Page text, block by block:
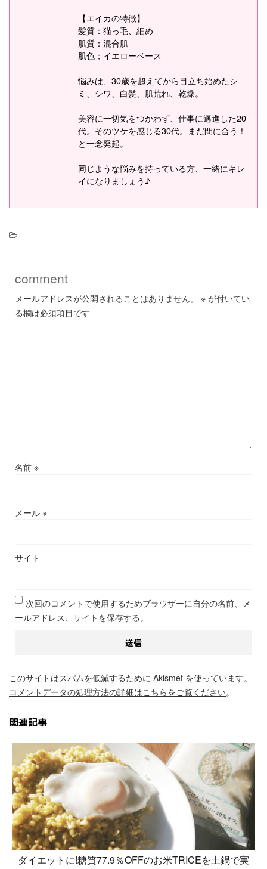
【エイカの特徴】
髪質：猫っ毛、細め
肌質：混合肌
肌色；イエローベース
悩みは、30歳を超えてから目立ち始めたシ
ミ、シワ、白髪、肌荒れ、乾燥。
美容に一切気をつかわず、仕事に邁進した20
代。そのツケを感じる30代。まだ間に合う！
と一念発起。
同じような悩みを持っている方、一緒にキレ
イになりましょう♪
-
comment
メールアドレスが公開されることはありません。 ※ が付いてい
る欄は必須項目です
名前 ※
メール ※
サイト
次回のコメントで使用するためブラウザーに自分の名前、メ
ールアドレス、サイトを保存する。
このサイトはスパムを低減するために Akismet を使っています。
コメントデータの処理方法の詳細はこちらをご覧ください。
関連記事
ダイエットに!糖質77.9％OFFのお米TRICEを土鍋で実